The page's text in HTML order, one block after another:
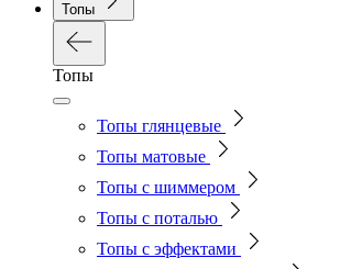
Топы
Топы
Топы глянцевые
Топы матовые
Топы с шиммером
Топы с поталью
Топы с эффектами